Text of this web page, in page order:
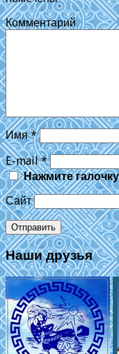
Комментарий
Имя*
E-mail*
Нажмите
Сайт
Наши друзья